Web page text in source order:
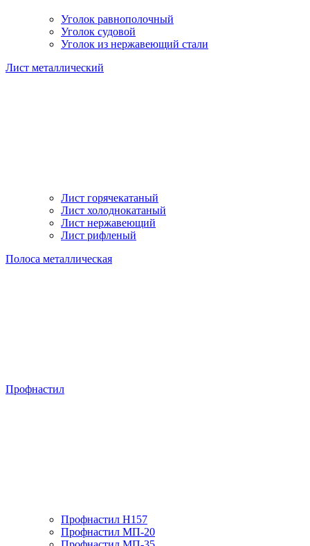
Уголок равнополочный
Уголок судовой
Уголок из нержавеющий стали
Лист металлический
Лист горячекатаный
Лист холоднокатаный
Лист нержавеющий
Лист рифленый
Полоса металлическая
Профнастил
Профнастил H157
Профнастил МП-20